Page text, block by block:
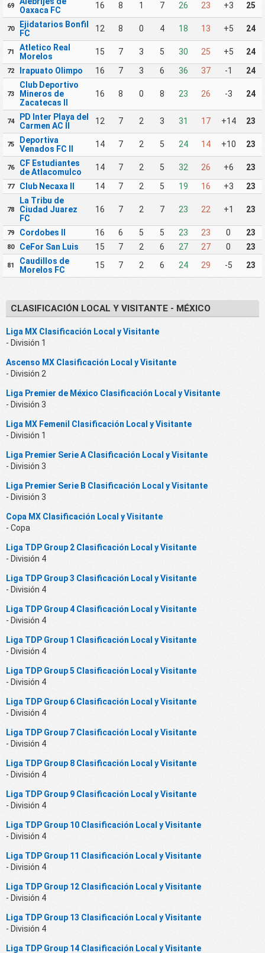
69
Oaxaca FC
16 8 1 7 26 23 +3 25
70
Ejidatarios Bonfil
FC
12 8 0 4 18 13 +5 24
71
Atletico Real
Morelos
15 7 3 5 30 25 +5 24
72 Irapuato Olimpo 16 7 3 6 36 37 -1 24
73
Club Deportivo
Mineros de
Zacatecas II
16 8 0 8 23 26 -3 24
74
PD Inter Playa del
Carmen AC II
12 7 2 3 31 17 +14 23
75
Deportiva
Venados FC II
14 7 2 5 24 14 +10 23
76
CF Estudiantes
de Atlacomulco
14 7 2 5 32 26 +6 23
77 Club Necaxa II 14 7 2 5 19 16 +3 23
78
La Tribu de
Ciudad Juarez
FC
16 7 2 7 23 22 +1 23
79 Cordobes II 16 6 5 5 23 23 0 23
80 CeFor San Luis 15 7 2 6 27 27 0 23
81
Caudillos de
Morelos FC
15 7 2 6 24 29 -5 23
CLASIFICACIÓN LOCAL Y VISITANTE - MÉXICO
Liga MX Clasificación Local y Visitante
- División 1
Ascenso MX Clasificación Local y Visitante
- División 2
Liga Premier de México Clasificación Local y Visitante
- División 3
Liga MX Femenil Clasificación Local y Visitante
- División 1
Liga Premier Serie A Clasificación Local y Visitante
- División 3
Liga Premier Serie B Clasificación Local y Visitante
- División 3
Copa MX Clasificación Local y Visitante
- Copa
Liga TDP Group 2 Clasificación Local y Visitante
- División 4
Liga TDP Group 3 Clasificación Local y Visitante
- División 4
Liga TDP Group 4 Clasificación Local y Visitante
- División 4
Liga TDP Group 1 Clasificación Local y Visitante
- División 4
Liga TDP Group 5 Clasificación Local y Visitante
- División 4
Liga TDP Group 6 Clasificación Local y Visitante
- División 4
Liga TDP Group 7 Clasificación Local y Visitante
- División 4
Liga TDP Group 8 Clasificación Local y Visitante
- División 4
Liga TDP Group 9 Clasificación Local y Visitante
- División 4
Liga TDP Group 10 Clasificación Local y Visitante
- División 4
Liga TDP Group 11 Clasificación Local y Visitante
- División 4
Liga TDP Group 12 Clasificación Local y Visitante
- División 4
Liga TDP Group 13 Clasificación Local y Visitante
- División 4
Liga TDP Group 14 Clasificación Local y Visitante